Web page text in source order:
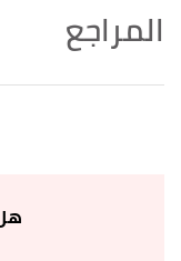
المراجع
2/2022. Edited.
,